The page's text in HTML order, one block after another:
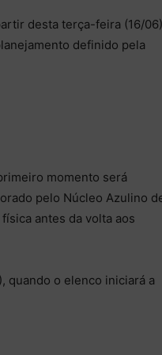
desta terça-feira (16/
definido pela
momento será
pelo Núcleo Azulino
antes da volta aos
quando o elenco iniciará a